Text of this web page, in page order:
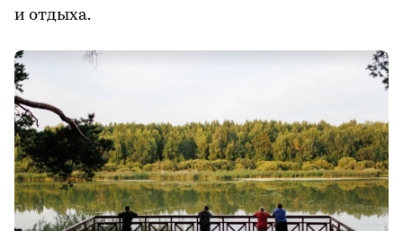
и отдыха.